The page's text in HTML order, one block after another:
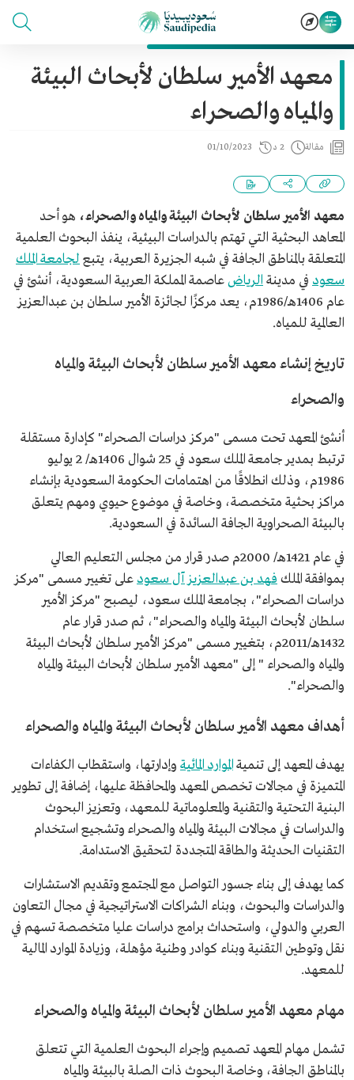
معهد الأمير سلطان لأبحاث البيئة
والمياه والصحراء
مقالة 2 د 01/10/2023
معهد الأمير سلطان لأبحاث البيئة والمياه والصحراء، هو أحد
المعاهد البحثية التي تهتم بالدراسات البيئية، ينفذ البحوث العلمية
المتعلقة بالمناطق الجافة في شبه الجزيرة العربية، يتبع لجامعة الملك
سعود في مدينة الرياضعاصمة المملكة العربية السعودية، أنشئ في
عام 1406هـ/1986م، يعد مركزًا لجائزة الأمير سلطان بن عبدالعزيز
العالمية للمياه.
تاريخ إنشاء معهد الأمير سلطان لأبحاث البيئة والمياه
والصحراء
أنشئ المعهد تحت مسمى "مركز دراسات الصحراء" كإدارة مستقلة
ترتبط بمدير جامعة الملك سعود في 25 شوال 1406هـ/ 2 يوليو
1986م، وذلك انطلاقًا من اهتمامات الحكومة السعودية بإنشاء
مراكز بحثية متخصصة، وخاصة في موضوع حيوي ومهم يتعلق
بالبيئة الصحراوية الجافة السائدة في السعودية.
في عام 1421هـ/ 2000م صدر قرار من مجلس التعليم العالي
بموافقة الملك فهد بن عبدالعزيز آل سعود على تغيير مسمى "مركز
دراسات الصحراء"، بجامعة الملك سعود، ليصبح "مركز الأمير
سلطان لأبحاث البيئة والمياه والصحراء"، ثم صدر قرار عام
1432هـ/2011م، بتغيير مسمى "مركز الأمير سلطان لأبحاث البيئة
والمياه والصحراء " إلى "معهد الأمير سلطان لأبحاث البيئة والمياه
والصحراء".
أهداف معهد الأمير سلطان لأبحاث البيئة والمياه والصحراء
يهدف المعهد إلى تنميةالموارد المائية وإدارتها، واستقطاب الكفاءات
المتميزة في مجالات تخصص المعهد والمحافظة عليها، إضافة إلى تطوير
البنية التحتية والتقنية والمعلوماتية للمعهد، وتعزيز البحوث
والدراسات في مجالات البيئة والمياه والصحراء وتشجيع استخدام
التقنيات الحديثة والطاقة المتجددة لتحقيق الاستدامة.
كما يهدف إلى بناء جسور التواصل مع المجتمع وتقديم الاستشارات
والدراسات والبحوث، وبناء الشراكات الاستراتيجية في مجال التعاون
العربي والدولي، واستحداث برامج دراسات عليا متخصصة تسهم في
نقل وتوطين التقنية وبناء كوادر وطنية مؤهلة، وزيادة الموارد المالية
للمعهد.
مهام معهد الأمير سلطان لأبحاث البيئة والمياه والصحراء
تشمل مهام المعهد تصميم وإجراء البحوث العلمية التي تتعلق
بالمناطق الجافة، وخاصة البحوث ذات الصلة بالبيئة والمياه